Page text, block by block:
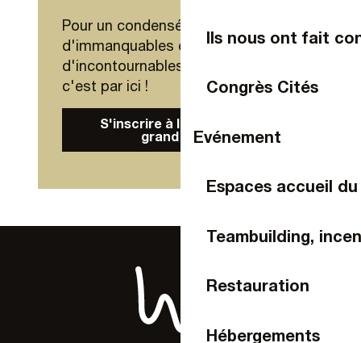
Ils nous ont fait
Congrès Cités
Evénement
Espaces accueil du
Teambuilding,
Restauration
Hébergements
Pour un condensé de nouveautés,
d'immanquables et
d'incontournables de Laval Agglo,
c'est par ici !
S'inscrire à la Newsletter
grand public